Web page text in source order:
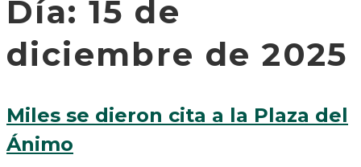
Día:15 de
diciembre de 2025
Miles se dieron cita a la Plaza del
Ánimo